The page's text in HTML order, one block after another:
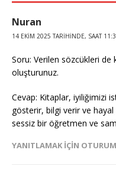
Nuran
14 EKIM 2025 TARIHINDE, SAAT
Soru: Verilen sözcükleri de
oluşturunuz.
Cevap: Kitaplar, iyiliğimizi
gösterir, bilgi verir ve
sessiz bir öğretmen ve
YANITLAMAK IÇIN